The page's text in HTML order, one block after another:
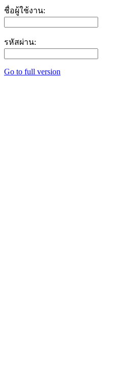
ชื่อผู้ใช้งาน:
รหัสผ่าน:
Go to full version